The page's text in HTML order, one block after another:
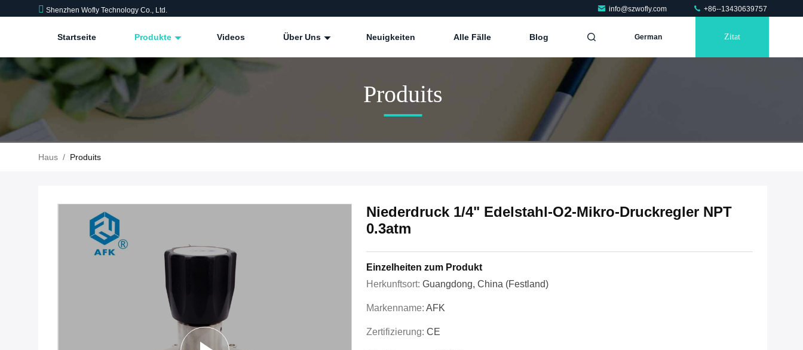
Shenzhen Wofly Technology Co., Ltd. info@szwofly.com +86--13430639757
Startseite Produkte Videos Über Uns Neuigkeiten Alle Fälle Blog German Zitat
Produits
Haus / Produits
Niederdruck 1/4" Edelstahl-O2-Mikro-Druckregler NPT
0.3atm
Einzelheiten zum Produkt
Herkunftsort: Guangdong, China (Festland)
Markenname: AFK
Zertifizierung: CE